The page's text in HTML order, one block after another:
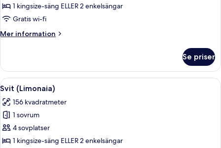
1 kingsize-säng ELLER 2 enkelsängar
Gratis wi-fi
Mer information
Mer
Se priser
Öppna
alla
foton
för
Svit
(Limonaia)
Ett sovrum med en stor säng,
20
Svit (Limonaia)
156 kvadratmeter
1 sovrum
4 sovplatser
1 kingsize-säng ELLER 2 enkelsängar